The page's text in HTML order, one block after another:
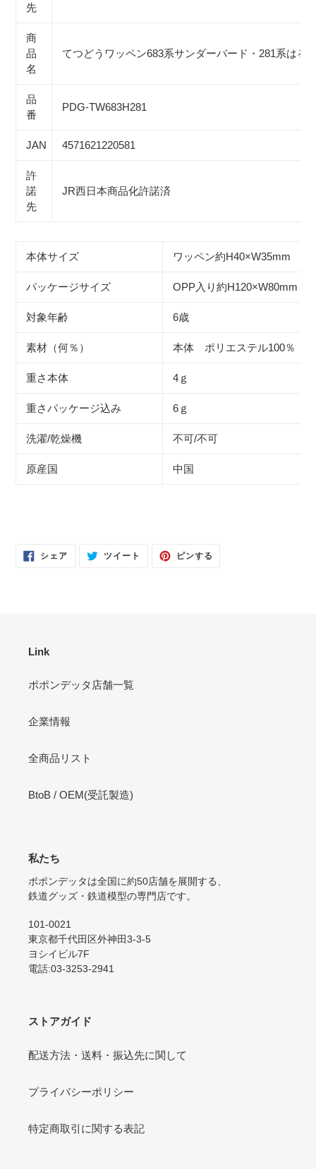
先
商
品
名
てつどうワッペン683系サンダーバード・281系はる
品
番
PDG-TW683H281
JAN 4571621220581
許
諾
先
JR西日本商品化許諾済
本体サイズ ワッペン約H40×W35mm
パッケージサイズ OPP入り約H120×W80mm
対象年齢 6歳
素材（何％） 本体 ポリエステル100％
重さ本体 4ｇ
重さパッケージ込み 6ｇ
洗濯/乾燥機 不可/不可
原産国 中国
シェアFACEBOOKツイート
TWITTERピンする
Link
ポポンデッタ店舗一覧
企業情報
全商品リスト
BtoB / OEM(受託製造)
私たち
ポポンデッタは全国に約50店舗を展開する、
鉄道グッズ・鉄道模型の専門店です。
101-0021
東京都千代田区外神田3-3-5
ヨシイビル7F
電話:03-3253-2941
ストアガイド
配送方法・送料・振込先に関して
プライバシーポリシー
特定商取引に関する表記